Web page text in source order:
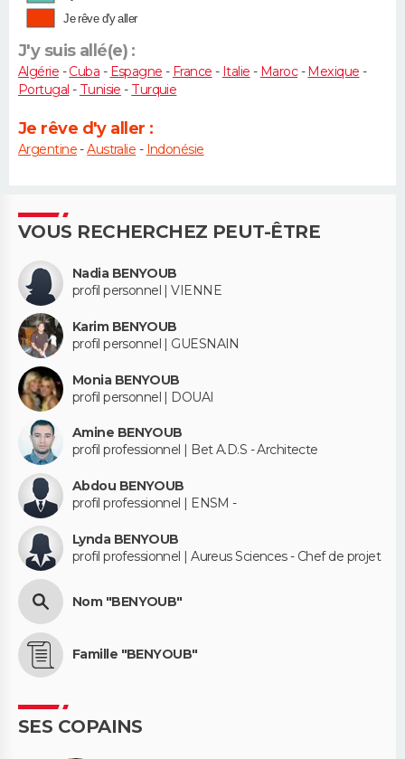
Je rêve d'y aller
J'y suis allé(e) :
Algérie -Cuba - Espagne - France - Italie - Maroc-Mexique -
Portugal - Tunisie - Turquie
Je rêve d'y aller :
Argentine-Australie - Indonésie
VOUS RECHERCHEZ PEUT-ÊTRE
Nadia BENYOUB
profil personnel | VIENNE
Karim BENYOUB
profil personnel | GUESNAIN
Monia BENYOUB
profil personnel | DOUAI
Amine BENYOUB
profil professionnel | Bet A.D.S - Architecte
Abdou BENYOUB
profil professionnel | ENSM -
Lynda BENYOUB
profil professionnel | Aureus Sciences - Chef de projet
Nom "BENYOUB"
Famille "BENYOUB"
SES COPAINS